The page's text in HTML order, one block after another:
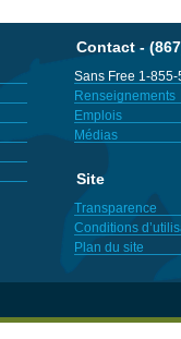
Contact -
Sans Free 1-
Renseignements
Emplois
Médias
Site
Transparence
Conditions
Plan du site